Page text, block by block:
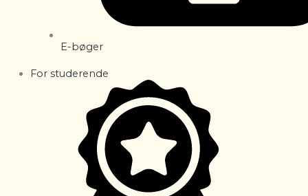
E-bøger
For studerende